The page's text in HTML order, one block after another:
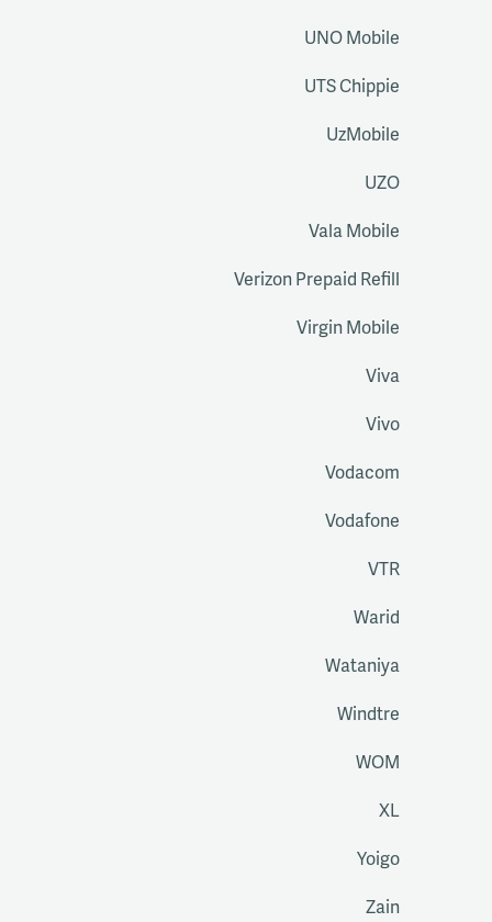
UNO Mobile
UTS Chippie
UzMobile
UZO
Vala Mobile
Verizon Prepaid Refill
Virgin Mobile
Viva
Vivo
Vodacom
Vodafone
VTR
Warid
Wataniya
Windtre
WOM
XL
Yoigo
Zain